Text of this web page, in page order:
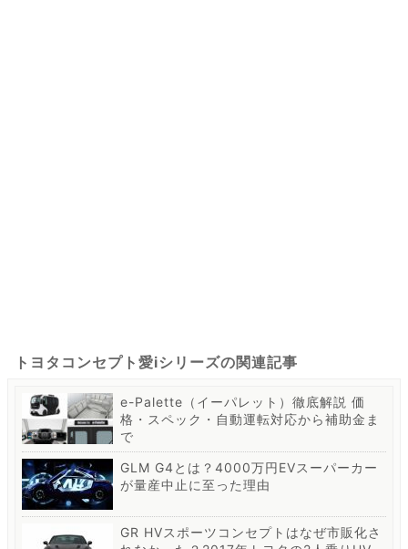
トヨタコンセプト愛iシリーズの関連記事
e-Palette（イーパレット）徹底解説 価
格・スペック・自動運転対応から補助金ま
で
GLM G4とは？4000万円EVスーパーカー
が量産中止に至った理由
GR HVスポーツコンセプトはなぜ市販化さ